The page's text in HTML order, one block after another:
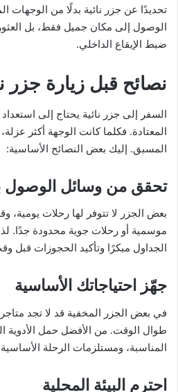
تحديدًا عن جزر نائية بدلًا من الوجهات
الوصول إلى مكان جميل فقط، بل
ضبط الإيقاع الداخلي.
نصائح قبل زيارة جزر
السفر إلى جزر نائية يحتاج إلى
المعتادة. فكلما كانت الوجهة أكثر
المسبق. إليك بعض النصائح الأساسية:
تحقق من وسائل الوصول
بعض الجزر لا تتوفر لها رحلات يومية،
موسمية أو رحلات جوية محدودة جدًا.
الجداول مبكرًا وتأكيد الحجوزات قبل
جهّز احتياجاتك الأساسية
في بعض الجزر المخفية قد لا تجد
طوال الوقت. من الأفضل حمل الأدوية
المناسبة، ومستلزمات الرحلة
احترم البيئة المحلية